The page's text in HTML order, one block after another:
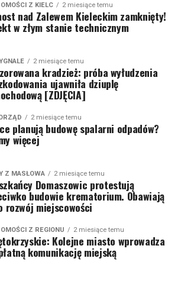
Z KIELC 2 miesiące temu
nad Zalewem Kieleckim zamknięty!
w złym stanie technicznym
2 miesiące temu
kradzież: próba wyłudzenia
ujawniła dziuplę
[ZDJĘCIA]
2 miesiące temu
planują budowę spalarni odpadów?
więcej
Z MASŁOWA 2 miesiące temu
Domaszowic protestują
budowie krematorium. Obawiają
rozwój miejscowości
Z REGIONU 2 miesiące temu
Kolejne miasto wprowadza
komunikację miejską